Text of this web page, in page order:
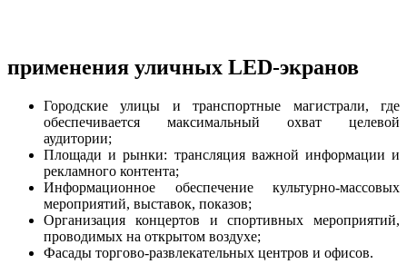
применения уличных LED-экранов
Городские улицы и транспортные магистрали, где
обеспечивается максимальный охват целевой
аудитории;
Площади и рынки: трансляция важной информации и
рекламного контента;
Информационное обеспечение культурно-массовых
мероприятий, выставок, показов;
Организация концертов и спортивных мероприятий,
проводимых на открытом воздухе;
Фасады торгово-развлекательных центров и офисов.